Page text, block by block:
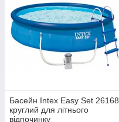
Басейн Intex Easy Set 26168
круглий для літнього
відпочинку